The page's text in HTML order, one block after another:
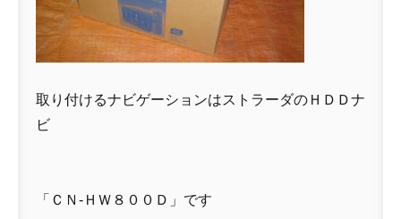
取り付けるナビゲーションはストラーダのＨＤＤナ
ビ
「ＣＮ-ＨＷ８００Ｄ」です